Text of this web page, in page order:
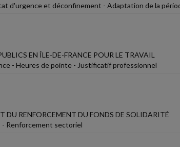
d'urgence et déconfinement - Adaptation de la
EN ÎLE-DE-FRANCE POUR LE TRAVAIL
- Heures de pointe - Justificatif professionnel
RENFORCEMENT DU FONDS DE SOLIDARITÉ
- Renforcement sectoriel